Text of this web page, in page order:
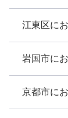
江東区に
岩国市に
京都市に